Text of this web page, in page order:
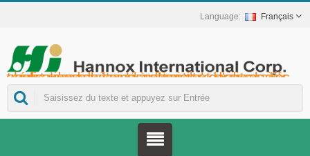
Français
Hannox International Corp. - Nous accompagnons les importateurs, grossistes et distributeurs de dispositifs médicaux, ainsi que les marques du secteur de la santé, dans le lancement de solutions non médicamenteuses pour le soin des plaies et des muqueuses, notamment pour les ulcères buccaux, les soins de support en oncologie, la protection cutanée, les soins de la muqueuse nasale et la protection des plaies à domicile. Nous proposons également une gamme plus étendue de dispositifs médicaux pour la prévention et la prise en charge du diabète, la prévention des maladies transmises par les moustiques et d'autres applications de soins à domicile.